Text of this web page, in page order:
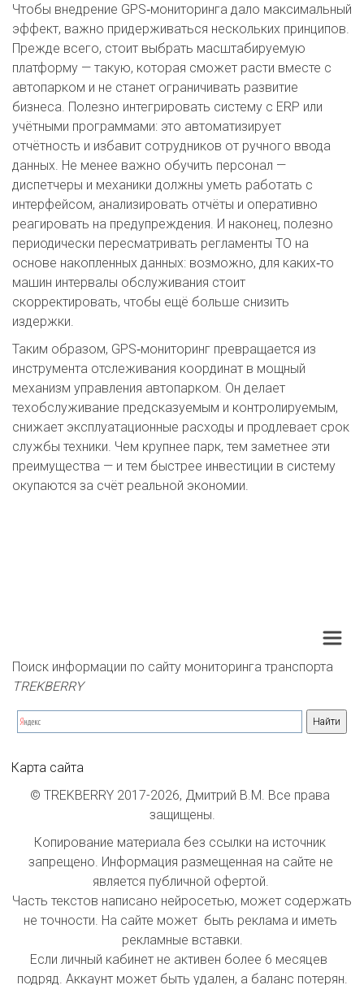
Чтобы внедрение GPS‑мониторинга дало максимальный
эффект, важно придерживаться нескольких принципов.
Прежде всего, стоит выбрать масштабируемую
платформу — такую, которая сможет расти вместе с
автопарком и не станет ограничивать развитие
бизнеса. Полезно интегрировать систему с ERP или
учётными программами: это автоматизирует
отчётность и избавит сотрудников от ручного ввода
данных. Не менее важно обучить персонал —
диспетчеры и механики должны уметь работать с
интерфейсом, анализировать отчёты и оперативно
реагировать на предупреждения. И наконец, полезно
периодически пересматривать регламенты ТО на
основе накопленных данных: возможно, для каких‑то
машин интервалы обслуживания стоит
скорректировать, чтобы ещё больше снизить
издержки.
Таким образом, GPS‑мониторинг превращается из
инструмента отслеживания координат в мощный
механизм управления автопарком. Он делает
техобслуживание предсказуемым и контролируемым,
снижает эксплуатационные расходы и продлевает срок
службы техники. Чем крупнее парк, тем заметнее эти
преимущества — и тем быстрее инвестиции в систему
окупаются за счёт реальной экономии.
Поиск информации по сайту мониторинга транспорта
TREKBERRY
Карта сайта
© TREKBERRY 2017-2026, Дмитрий В.М. Все права
защищены.
Копирование материала без ссылки на источник
запрещено. Информация размещенная на сайте не
является публичной офертой.
Часть текстов написано нейросетью, может содержать
не точности. На сайте может  быть реклама и иметь
рекламные вставки.
Если личный кабинет не активен более 6 месяцев
подряд. Аккаунт может быть удален, а баланс потерян.